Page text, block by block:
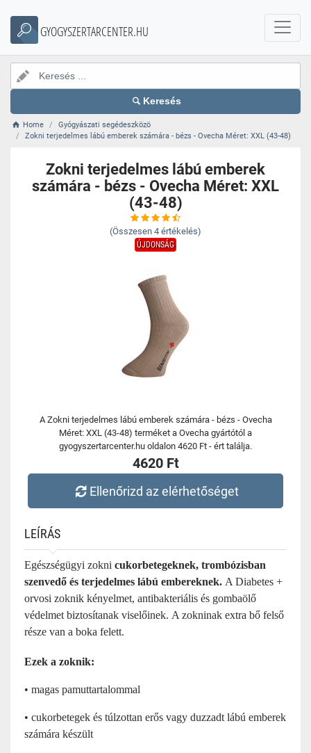
GYOGYSZERTARCENTER.HU
Keresés
Home
Gyógyászati segédeszközö
Zokni terjedelmes lábú emberek számára - bézs - Ovecha Méret: XXL (43-48)
Zokni terjedelmes lábú emberek
számára - bézs - Ovecha Méret: XXL
(43-48)
(Összesen 4 értékelés)
ÚJDONSÁG
A Zokni terjedelmes lábú emberek számára - bézs - Ovecha
Méret: XXL (43-48) terméket a Ovecha gyártótól a
gyogyszertarcenter.hu oldalon 4620 Ft - ért találja.
4620 Ft
Ellenőrizd az elérhetőséget
LEÍRÁS
Egészségügyi zokni cukorbetegeknek, trombózisban
szenvedő és terjedelmes lábú embereknek. A Diabetes +
orvosi zoknik kényelmet, antibakteriális és gombaölő
védelmet biztosítanak viselőinek. A zokninak extra bő felső
része van a boka felett.
Ezek a zoknik:
• magas pamuttartalommal
• cukorbetegek és túlzottan erős vagy duzzadt lábú emberek
számára készült